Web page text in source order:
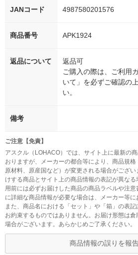
JANコード 4987580201576
商品番号 APK1924
返品について
返品可
ご購入の際は、ご利用
いて」を必ずご確認の
い。
備考
ご注意【免責】
アスクル（LOHACO）では、サイト上に最新の
おりますが、メーカーの都合等により、商品規格
原材料、原産国など）が変更される場合がござ
けする商品とサイト上の商品情報の表記が異な
用前には必ずお届けした商品の商品ラベルや注
に詳細な商品情報が必要な場合は、メーカー等に
また、商品名における「セット」や「箱」の表
お約束するものではありません。お届け形態は
場合がございます。あらかじめご了承ください。
商品情報の誤りを報